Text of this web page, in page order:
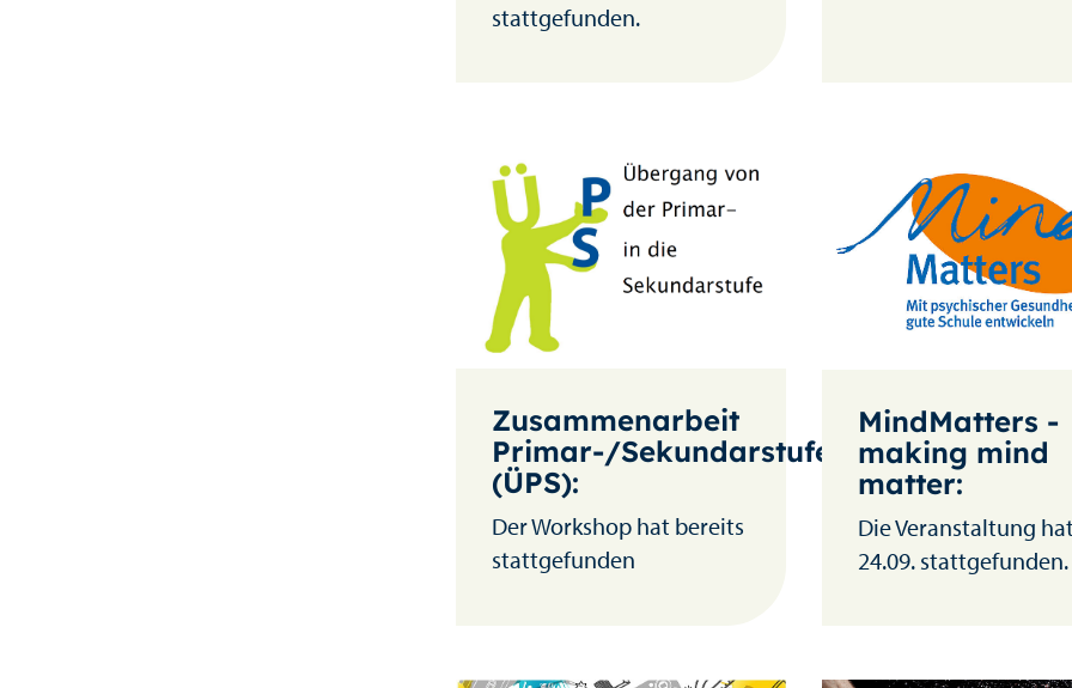
stattgefunden.
Zusammenarbeit
Primar-/Sekundarstufe
(ÜPS):
Der Workshop hat bereits
stattgefunden
MindMatters -
making mind
matter:
Die Veranstaltung
24.09. stattgefunden.